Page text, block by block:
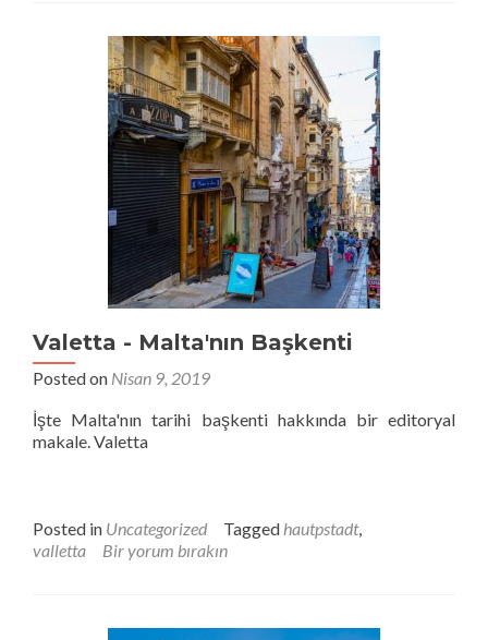
Valetta - Malta'nın Başkenti
Posted on Nisan 9, 2019
İşte Malta'nın tarihi başkenti hakkında bir editoryal
makale. Valetta
Posted in Uncategorized Tagged hautpstadt,
valletta
Bir yorum bırakın